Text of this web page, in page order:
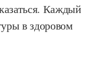
Каждый
в здоровом